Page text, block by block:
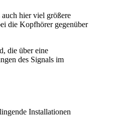
hier viel größere
die Kopfhörer gegenüber
die über eine
des Signals im
Installationen